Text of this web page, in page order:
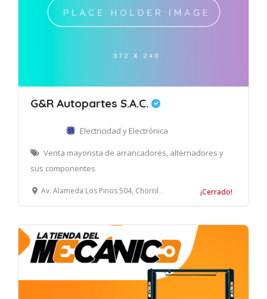
G&R Autopartes S.A.C.
Electricidad y Electrónica
Venta mayorista de arrancadores, alternadores y
sus componentes
Av. Alameda Los Pinos 504, Chorrillos, Lima, Perú ¡Cerrado!